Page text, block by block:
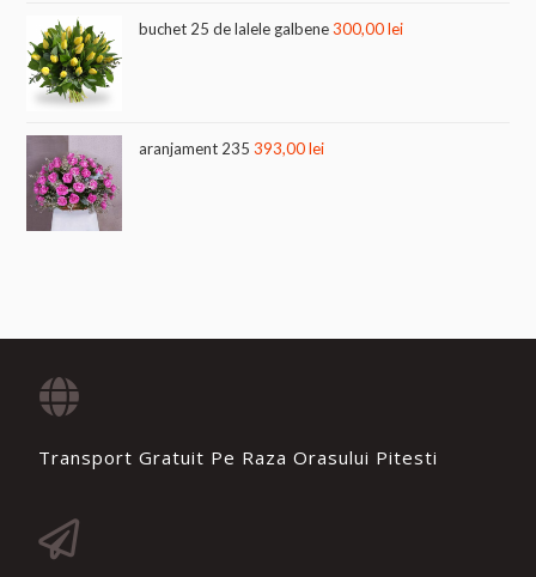
buchet 25 de lalele galbene 300,00lei
aranjament 235 393,00lei
Transport Gratuit Pe Raza Orasului Pitesti